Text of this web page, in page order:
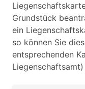
Grundstück
ein
so können Sie
entsprechenden